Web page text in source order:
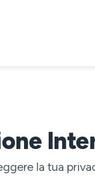
la tua